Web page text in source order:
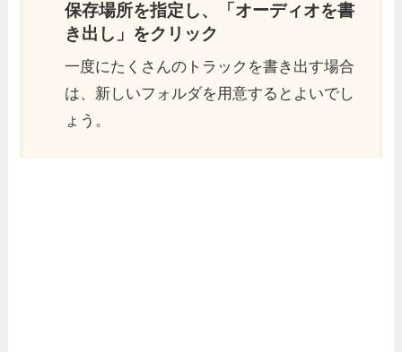
保存場所を指定し、「 オーディオを書
き出し 」をクリック
一度にたくさんのトラックを書き出す場合
は、新しいフォルダを用意するとよいでし
ょう。